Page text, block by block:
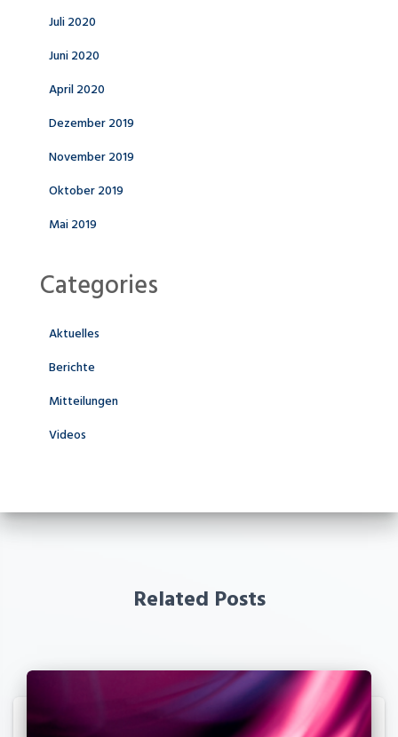
Juli 2020
Juni 2020
April 2020
Dezember 2019
November 2019
Oktober 2019
Mai 2019
Categories
Aktuelles
Berichte
Mitteilungen
Videos
Related Posts